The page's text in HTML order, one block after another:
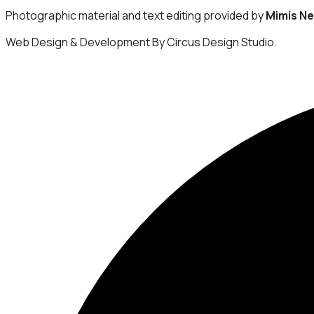
Photographic material and text editing provided byMimis
Web Design & Development By Circus Design Studio.